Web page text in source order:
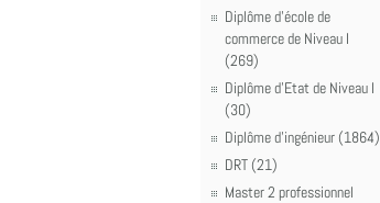
Diplôme d'école de
commerce de Niveau I
(269)
Diplôme d'Etat de Niveau I
(30)
Diplôme d'ingénieur (1864)
DRT (21)
Master 2 professionnel